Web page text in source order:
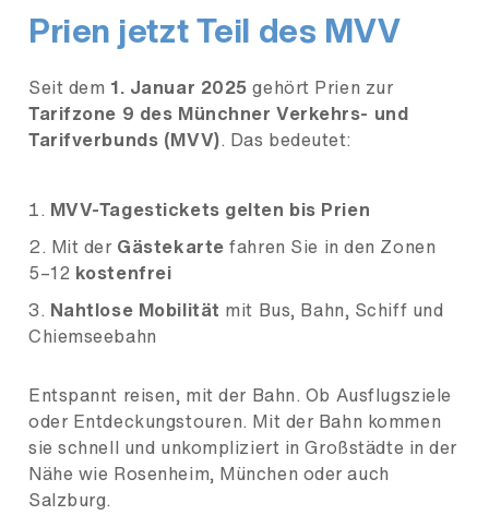
Prien jetzt Teil des MVV
Seit dem 1. Januar 2025 gehört Prien zur
Tarifzone 9 des Münchner Verkehrs- und
Tarifverbunds (MVV). Das bedeutet:
MVV-Tagestickets gelten bis Prien
Mit der Gästekarte fahren Sie in den Zonen
5–12 kostenfrei
Nahtlose Mobilität mit Bus, Bahn, Schiff und
Chiemseebahn
Entspannt reisen, mit der Bahn. Ob Ausflugsziele
oder Entdeckungstouren. Mit der Bahn kommen
sie schnell und unkompliziert in Großstädte in der
Nähe wie Rosenheim, München oder auch
Salzburg.